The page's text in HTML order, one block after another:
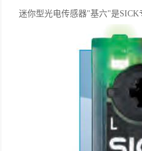
迷你型光电传感器"基六"是SICK